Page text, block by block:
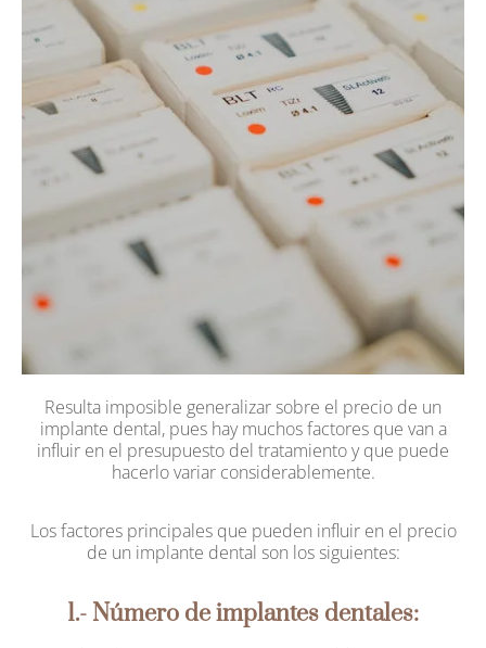
Resulta imposible generalizar sobre el precio de un
implante dental, pues hay muchos factores que van a
influir en el presupuesto del tratamiento y que puede
hacerlo variar considerablemente.
Los factores principales que pueden influir en el precio
de un implante dental son los siguientes:
1.- Número de implantes dentales: